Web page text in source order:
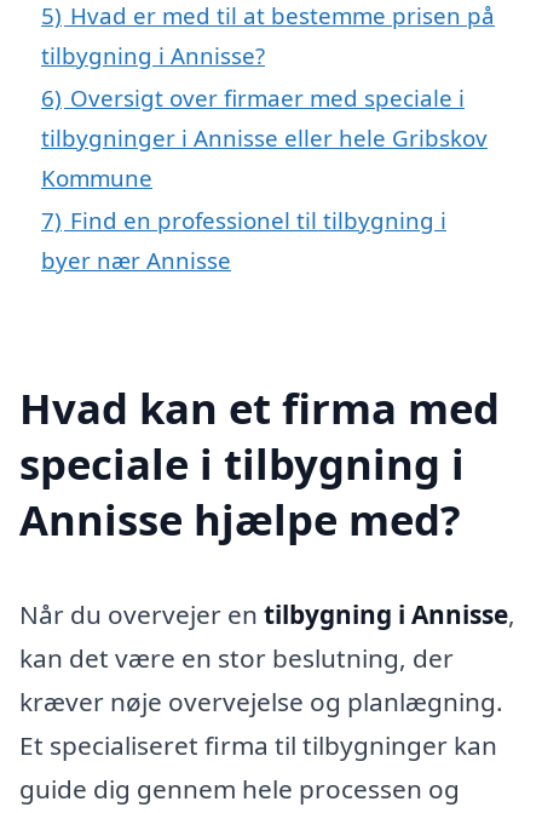
5) Hvad er med til at bestemme prisen på
tilbygning i Annisse?
6) Oversigt over firmaer med speciale i
tilbygninger i Annisse eller hele Gribskov
Kommune
7) Find en professionel til tilbygning i
byer nær Annisse
Hvad kan et firma med
speciale i tilbygning i
Annisse hjælpe med?
Når du overvejer en tilbygning i Annisse,
kan det være en stor beslutning, der
kræver nøje overvejelse og planlægning.
Et specialiseret firma til tilbygninger kan
guide dig gennem hele processen og